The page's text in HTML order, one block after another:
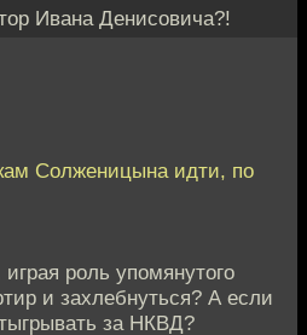
Ивана Денисовича?!
Солженицына идти, по
роль упомянутого
и захлебнуться? А если
за НКВД?